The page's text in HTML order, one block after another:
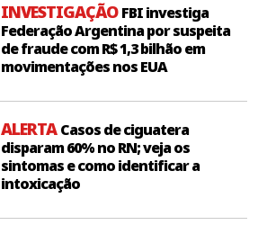
INVESTIGAÇÃOFBI investiga
Federação Argentina por suspeita
de fraude com R$ 1,3 bilhão em
movimentações nos EUA
ALERTACasos de ciguatera
disparam 60% no RN; veja os
sintomas e como identificar a
intoxicação